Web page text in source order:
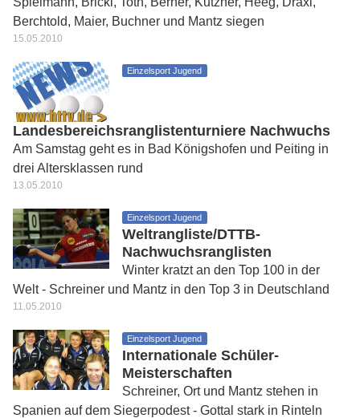
Berchtold, Maier, Buchner und Mantz siegen
15.05.2010
Einzelsport Jugend
Landesbereichsranglistenturniere Nachwuchs
Am Samstag geht es in Bad Königshofen und Peiting in
drei Altersklassen rund
13.05.2010
Einzelsport Jugend
Weltrangliste/DTTB-
Nachwuchsranglisten
Winter kratzt an den Top 100 in der
Welt - Schreiner und Mantz in den Top 3 in Deutschland
11.05.2010
Einzelsport Jugend
Internationale Schüler-
Meisterschaften
Schreiner, Ort und Mantz stehen in
Spanien auf dem Siegerpodest - Gottal stark in Rinteln